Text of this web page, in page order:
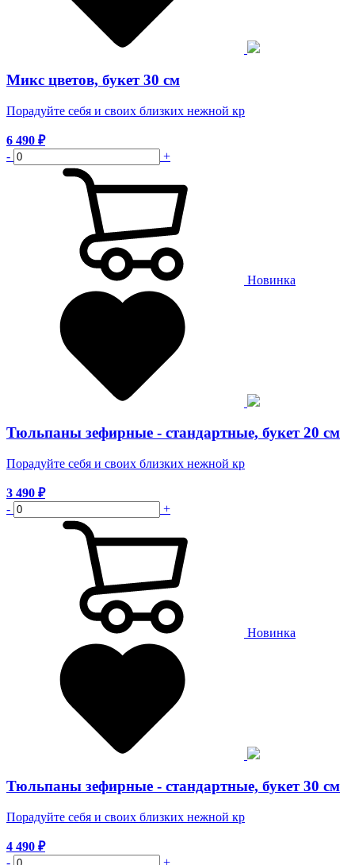
Микс цветов, букет 30 см
Порадуйте себя и своих близких нежной кр
6 490 ₽
-
+
Новинка
Тюльпаны зефирные - стандартные, букет 20 см
Порадуйте себя и своих близких нежной кр
3 490 ₽
-
+
Новинка
Тюльпаны зефирные - стандартные, букет 30 см
Порадуйте себя и своих близких нежной кр
4 490 ₽
-
+